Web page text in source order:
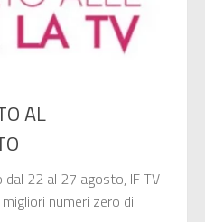
AL
22 al 27 agosto, IF TV
numeri zero di